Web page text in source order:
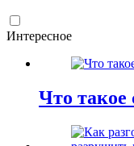
Интересное
Что такое